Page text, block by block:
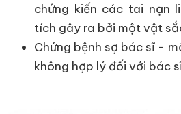
chứng kiến các tai nạn
tích gây ra bởi một vật
Chứng bệnh sợ bác sĩ -
không hợp lý đối với bác